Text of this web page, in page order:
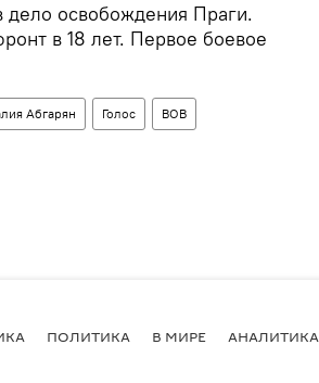
дело освобождения Праги.
в 18 лет. Первое боевое
Абгарян Голос ВОВ
ПОЛИТИКА В МИРЕ АНАЛИТИКА